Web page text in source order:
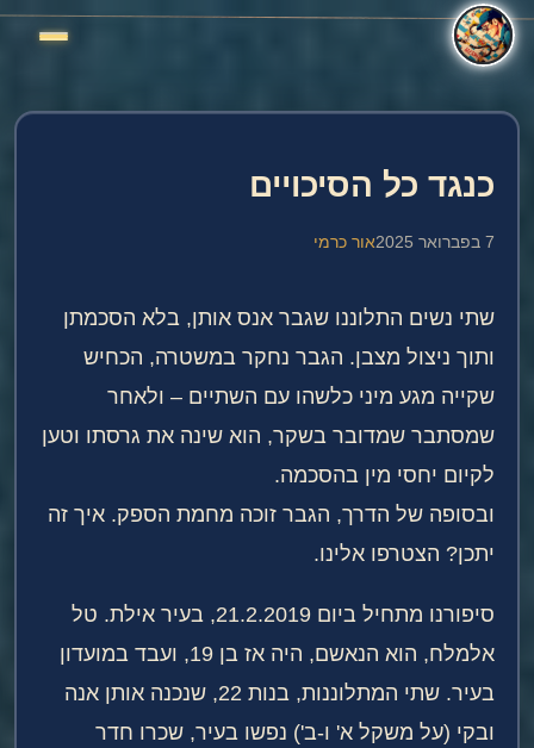
כנגד כל הסיכויים
7 בפברואר 2025 אור כרמי
שתי נשים התלוננו שגבר אנס אותן, בלא הסכמתן
ותוך ניצול מצבן. הגבר נחקר במשטרה, הכחיש
שקייה מגע מיני כלשהו עם השתיים – ולאחר
שמסתבר שמדובר בשקר, הוא שינה את גרסתו וטען
לקיום יחסי מין בהסכמה.
ובסופה של הדרך, הגבר זוכה מחמת הספק. איך זה
יתכן? הצטרפו אלינו.
סיפורנו מתחיל ביום 21.2.2019, בעיר אילת. טל
אלמלח, הוא הנאשם, היה אז בן 19, ועבד במועדון
בעיר. שתי המתלוננות, בנות 22, שנכנה אותן אנה
ובקי (על משקל א' ו-ב') נפשו בעיר, שכרו חדר